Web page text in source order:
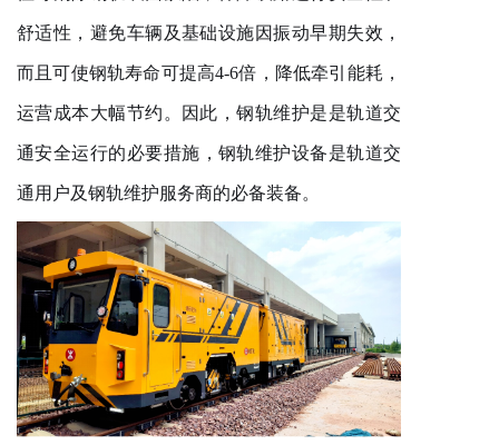
舒适性，避免车辆及基础设施因振动早期失效，
而且可使钢轨寿命可提高4-6倍，降低牵引能耗，
运营成本大幅节约。因此，钢轨维护是是轨道交
通安全运行的必要措施，钢轨维护设备是轨道交
通用户及钢轨维护服务商的必备装备。